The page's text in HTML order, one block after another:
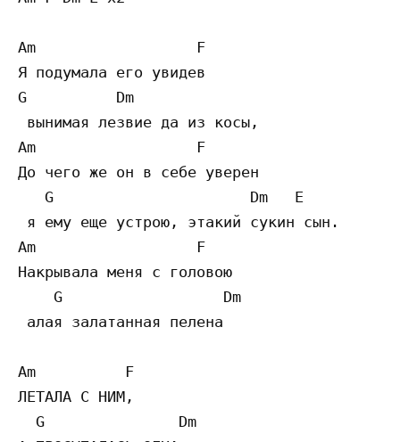
Am                  F
Я подумала его увидев
G          Dm
вынимая лезвие да из косы,
Am                  F
До чего же он в себе уверен
   G                      Dm   E
я ему еще устрою, этакий сукин сын.
Am
Накрывала меня с головою
    G                  Dm
алая залатанная пелена
Am          F
ЛЕТАЛА С НИМ,
  G               Dm